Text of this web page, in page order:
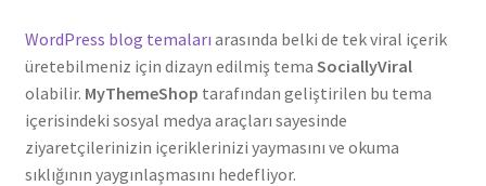
WordPress blog temaları arasında belki de tek viral içerik
üretebilmeniz için dizayn edilmiş tema SociallyViral
olabilir. MyThemeShop tarafından geliştirilen bu tema
içerisindeki sosyal medya araçları sayesinde
ziyaretçilerinizin içeriklerinizi yaymasını ve okuma
sıklığının yaygınlaşmasını hedefliyor.